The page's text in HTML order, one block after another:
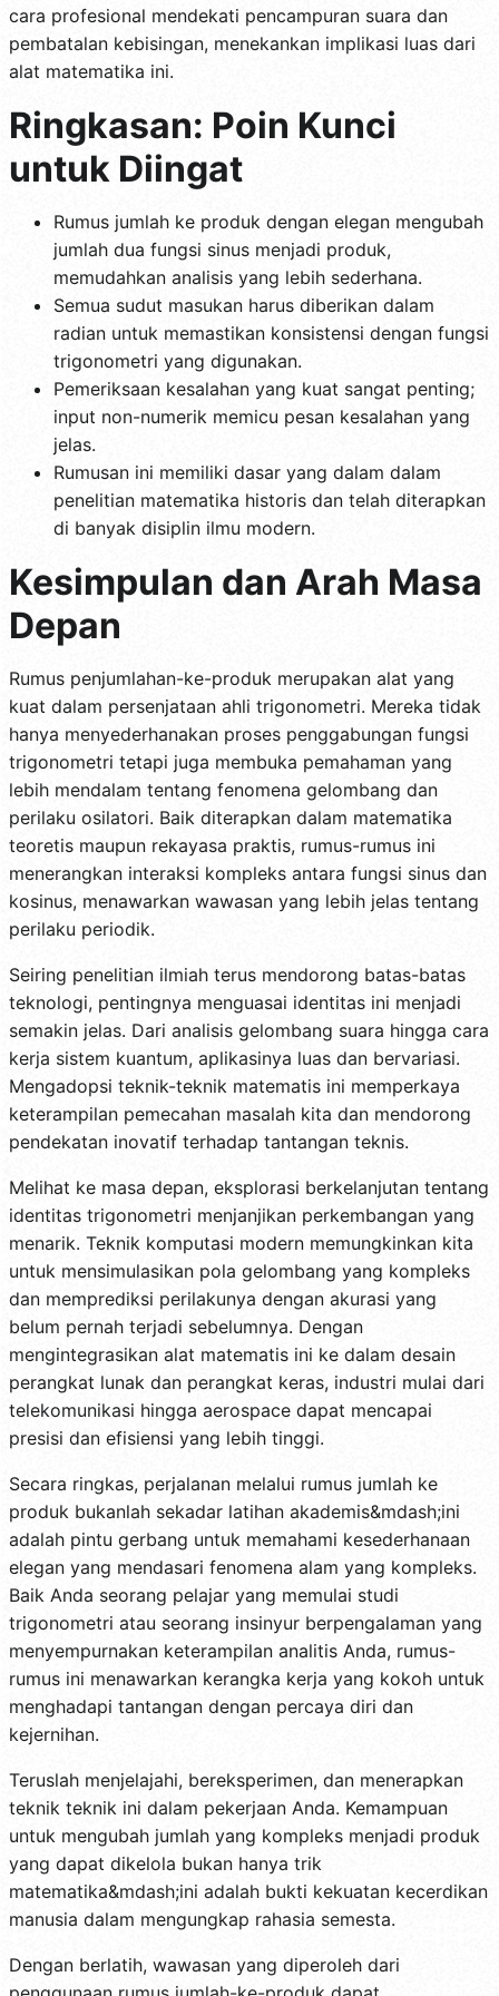
cara profesional mendekati pencampuran suara dan
pembatalan kebisingan, menekankan implikasi luas dari
alat matematika ini.
Ringkasan: Poin Kunci
untuk Diingat
Rumus jumlah ke produk dengan elegan mengubah
jumlah dua fungsi sinus menjadi produk,
memudahkan analisis yang lebih sederhana.
Semua sudut masukan harus diberikan dalam
radian untuk memastikan konsistensi dengan fungsi
trigonometri yang digunakan.
Pemeriksaan kesalahan yang kuat sangat penting;
input non-numerik memicu pesan kesalahan yang
jelas.
Rumusan ini memiliki dasar yang dalam dalam
penelitian matematika historis dan telah diterapkan
di banyak disiplin ilmu modern.
Kesimpulan dan Arah Masa
Depan
Rumus penjumlahan-ke-produk merupakan alat yang
kuat dalam persenjataan ahli trigonometri. Mereka tidak
hanya menyederhanakan proses penggabungan fungsi
trigonometri tetapi juga membuka pemahaman yang
lebih mendalam tentang fenomena gelombang dan
perilaku osilatori. Baik diterapkan dalam matematika
teoretis maupun rekayasa praktis, rumus-rumus ini
menerangkan interaksi kompleks antara fungsi sinus dan
kosinus, menawarkan wawasan yang lebih jelas tentang
perilaku periodik.
Seiring penelitian ilmiah terus mendorong batas-batas
teknologi, pentingnya menguasai identitas ini menjadi
semakin jelas. Dari analisis gelombang suara hingga cara
kerja sistem kuantum, aplikasinya luas dan bervariasi.
Mengadopsi teknik-teknik matematis ini memperkaya
keterampilan pemecahan masalah kita dan mendorong
pendekatan inovatif terhadap tantangan teknis.
Melihat ke masa depan, eksplorasi berkelanjutan tentang
identitas trigonometri menjanjikan perkembangan yang
menarik. Teknik komputasi modern memungkinkan kita
untuk mensimulasikan pola gelombang yang kompleks
dan memprediksi perilakunya dengan akurasi yang
belum pernah terjadi sebelumnya. Dengan
mengintegrasikan alat matematis ini ke dalam desain
perangkat lunak dan perangkat keras, industri mulai dari
telekomunikasi hingga aerospace dapat mencapai
presisi dan efisiensi yang lebih tinggi.
Secara ringkas, perjalanan melalui rumus jumlah ke
produk bukanlah sekadar latihan akademis&mdash;ini
adalah pintu gerbang untuk memahami kesederhanaan
elegan yang mendasari fenomena alam yang kompleks.
Baik Anda seorang pelajar yang memulai studi
trigonometri atau seorang insinyur berpengalaman yang
menyempurnakan keterampilan analitis Anda, rumus-
rumus ini menawarkan kerangka kerja yang kokoh untuk
menghadapi tantangan dengan percaya diri dan
kejernihan.
Teruslah menjelajahi, bereksperimen, dan menerapkan
teknik teknik ini dalam pekerjaan Anda. Kemampuan
untuk mengubah jumlah yang kompleks menjadi produk
yang dapat dikelola bukan hanya trik
matematika&mdash;ini adalah bukti kekuatan kecerdikan
manusia dalam mengungkap rahasia semesta.
Dengan berlatih, wawasan yang diperoleh dari